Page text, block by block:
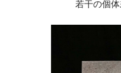
若干の個体